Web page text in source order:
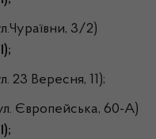
3/2)
23 Вересня, 11);
Європейська, 60-А)